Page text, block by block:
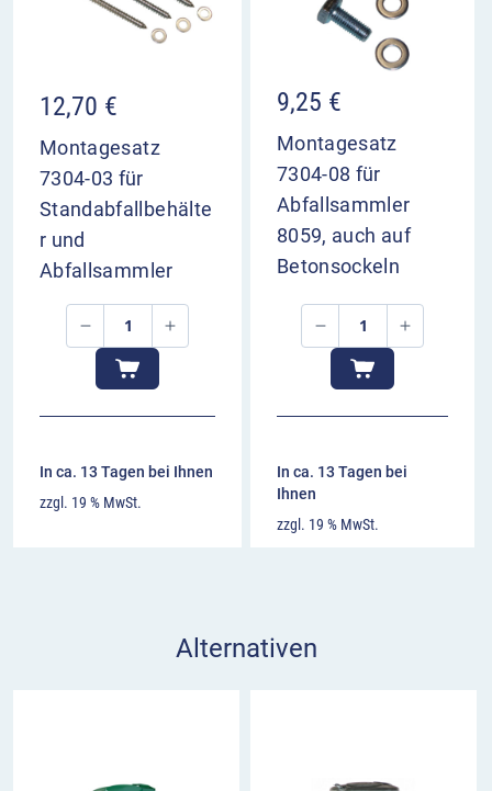
12,70 €
Montagesatz
7304-03 für
Standabfallbehälte
r und
Abfallsammler
In ca. 13 Tagen bei Ihnen
zzgl. 19 % MwSt.
9,25 €
Montagesatz
7304-08 für
Abfallsammler
8059, auch auf
Betonsockeln
In ca. 13 Tagen bei
Ihnen
zzgl. 19 % MwSt.
Alternativen